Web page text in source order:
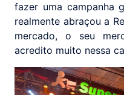
fazer uma campanha
realmente abraçou a
mercado, o seu
acredito muito nessa